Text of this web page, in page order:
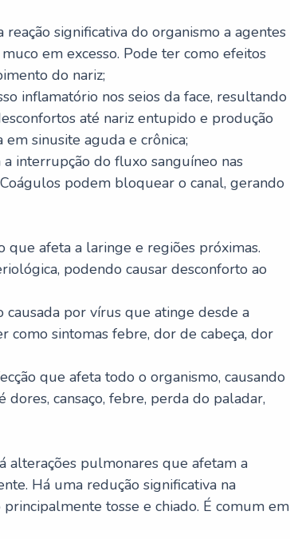
significativa do organismo a agentes
em excesso. Pode ter como efeitos
do nariz;
inflamatório nos seios da face, resultando
até nariz entupido e produção
sinusite aguda e crônica;
interrupção do fluxo sanguíneo nas
podem bloquear o canal, gerando
que afeta a laringe e regiões próximas.
podendo causar desconforto ao
causada por vírus que atinge desde a
como sintomas febre, dor de cabeça, dor
que afeta todo o organismo, causando
cansaço, febre, perda do paladar,
alterações pulmonares que afetam a
Há uma redução significativa na
tosse e chiado. É comum em